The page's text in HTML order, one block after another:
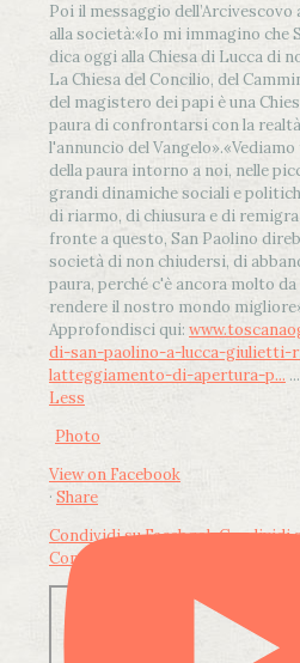
Poi il messaggio dell’Arcivescovo
alla società:«Io mi immagino che
dica oggi alla Chiesa di Lucca di
La Chiesa del Concilio, del
del magistero dei papi è una
paura di confrontarsi con la
l'annuncio del Vangelo».
della paura intorno a noi, nelle
grandi dinamiche sociali e
di riarmo, di chiusura e di
fronte a questo, San Paolino
società di non chiudersi, di
paura, perché c'è ancora molto
rendere il nostro mondo
Approfondisci qui:
di-san-paolino-a-lucca-giulietti-
latteggiamento-di-apertura-p... ...
Less
Photo
View on Facebook
· Share
Condividi su FacebookCondividi
Condividi su LinkedIn